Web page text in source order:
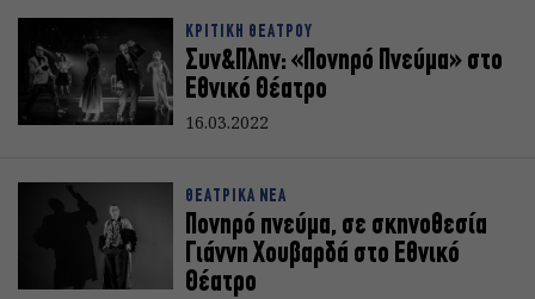
ΚΡΙΤΙΚΗ ΘΕΑΤΡΟΥ
Συν&Πλην: «Πονηρό Πνεύμα» στο
Εθνικό Θέατρο
16.03.2022
ΘΕΑΤΡΙΚΑ ΝΕΑ
Πονηρό πνεύμα, σε σκηνοθεσία
Γιάννη Χουβαρδά στο Εθνικό
Θέατρο